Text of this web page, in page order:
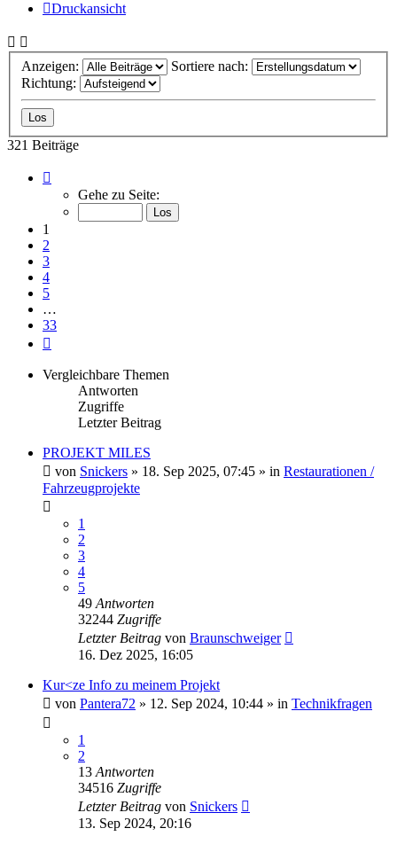
Druckansicht
Anzeigen:
Sortiere nach:
Richtung:
321 Beiträge
von
Gehe zu Seite:
1
2
3
4
5
…
33
Vergleichbare Themen
Antworten
Zugriffe
Letzter Beitrag
PROJEKT MILES
von Snickers » 18. Sep 2025, 07:45 » in Restaurationen /
Fahrzeugprojekte
1
2
3
4
5
49 Antworten
32244 Zugriffe
Letzter Beitrag von Braunschweiger
16. Dez 2025, 16:05
Kur<ze Info zu meinem Projekt
von Pantera72 » 12. Sep 2024, 10:44 » in Technikfragen
1
2
13 Antworten
34516 Zugriffe
Letzter Beitrag von Snickers
13. Sep 2024, 20:16